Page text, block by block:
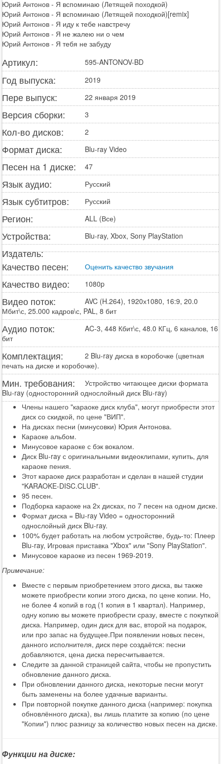
Юрий Антонов - Я вспоминаю (Летящей походкой)
Юрий Антонов - Я вспоминаю (Летящей походкой)[remix]
Юрий Антонов - Я иду к тебе навстречу
Юрий Антонов - Я не жалею ни о чем
Юрий Антонов - Я тебя не забуду
Артикул: 595-ANTONOV-BD
Год выпуска: 2019
Пере выпуск: 22 января 2019
Версия сборки: 3
Кол-во дисков: 2
Формат диска: Blu-ray Video
Песен на 1 диске: 47
Язык аудио: Русский
Язык субтитров: Русский
Регион: ALL (Все)
Устройства: Blu-ray, Xbox, Sony PlayStation
Издатель:
Качество песен:
Оценить качество звучания
Качество видео: 1080p
Видео поток:
AVC (H.264), 1920х1080, 16:9, 20.0
Мбит\с, 25.000 кадров\с, PAL, 8 бит
Аудио поток:
AC-3, 448 Кбит\с, 48.0 КГц, 6 каналов, 16
бит
Комплектация:
2 Blu-ray диска в коробочке (цветная
печать на диске и коробочке).
Мин. требования:
Устройство читающее диски формата
Blu-ray (односторонний однослойный диск Blu-ray)
Члены нашего "караоке диск клуба", могут приобрести этот
диск со скидкой, по цене "ВИП".
На дисках песни (минусовки) Юрия Антонова.
Караоке альбом.
Минусовое караоке с бэк вокалом.
Диск Blu-ray с оригинальными видеоклипами, купить, для
караоке пения.
Этот караоке диск разработан и сделан в нашей студии
"KARAOKE-DISC.CLUB".
95 песен.
Подборка караоке на 2х дисках, по 7 песен на одном диске.
Формат диска = Blu-ray Video = односторонний
однослойный диск Blu-ray.
100% будет работать на любом устройстве, будь-то: Плеер
Blu-ray, Игровая приставка "Xbox" или "Sony PlayStation".
Минусовое караоке из песен 1969-2019.
Примечание:
Вместе с первым приобретением этого диска, вы также
можете приобрести копии этого диска, по цене копии. Но,
не более 4 копий в год (1 копия в 1 квартал). Например,
одну копию вы можете приобрести сразу, вместе с покупкой
диска. Например, один диск для вас, второй на подарок,
или про запас на будущее.При появлении новых песен,
данного исполнителя, диск пере создаётся: песни
добавляются, цена диска пересчитывается.
Следите за данной страницей сайта, чтобы не пропустить
обновление данного диска.
При обновлении данного диска, некоторые песни могут
быть заменены на более удачные варианты.
При повторной покупке данного диска (например: покупка
обновлённого диска), вы лишь платите за копию (по цене
"Копии") плюс разницу за количество новых песен на диске.
Функции на диске: